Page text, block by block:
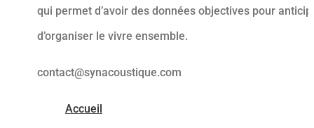
qui permet d’avoir des données objectives pour
d’organiser le vivre ensemble.
contact@synacoustique.com
Accueil